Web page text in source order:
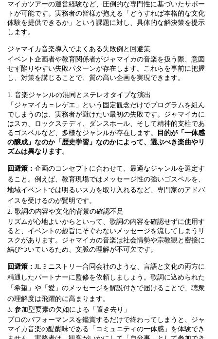
マイカツアーの運営経験など、圧倒的な専門性に基づいたサポー
トが可能です。実務者の皆様が抱える「どうすれば本格的な文化
体験を提供できるか」という課題に対し、具体的な解決策を提示
します。
ジャマイカ音楽導入でよくある失敗例と回避策
イベント企画者や教育関係者がジャマイカの音楽を扱う際、意図
せず陥りやすい失敗パターンが存在します。これらを事前に把握
し、対策を講じることで、質の高い企画を実現できます。
1. 音楽ジャンルの混同とステレオタイプな演出
「ジャマイカ＝レゲエ」という固定観念だけでプログラムを組ん
でしまうのは、実務者が避けたい最初の失敗です。ジャマイカに
はスカ、ロックステディ、ダンスホール、そして精神的支柱であ
るゴスペルなど、多様なジャンルが存在します。
目的が「一体感
の醸成」なのか「歴史学習」なのかによって、選ぶべき楽曲やリ
ズムは異なります。
回避策： 企画のコンセプトに合わせて、最適なジャンルを選定す
ること。例えば、教育現場ではメッセージ性の強いゴスペルを、
地域イベントでは明るいスカを取り入れるなど、専門家のアドバ
イスを受けるのが賢明です。
2. 歌詞の内容や文化的背景の確認不足
リズムが心地よいからといって、歌詞の内容を確認せずに使用す
ると、イベントの趣旨にそぐわないメッセージを流してしまうリ
スクがあります。ジャマイカの音楽は社会情勢や宗教観と密接に
結びついているため、文脈の理解が不可欠です。
回避策： JLミニストリー合同会社のような、言語と文化の両方に
精通したパートナーに監修を依頼しましょう。歌詞に込められた
「希望」や「愛」のメッセージを解説付きで届けることで、聴衆
の理解度は飛躍的に高まります。
3. 参加型要素の欠如による「置き去り」
プロのパフォーマンスを鑑賞するだけで終わってしまうと、ジャ
マイカ音楽の醍醐味である「コミュニティの一体感」を体験でき